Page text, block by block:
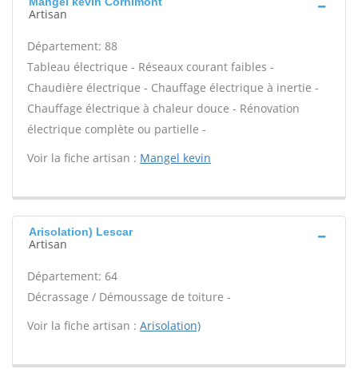
Artisan
Département: 88
Tableau électrique - Réseaux courant faibles -
Chaudière électrique - Chauffage électrique à inertie -
Chauffage électrique à chaleur douce - Rénovation
électrique complète ou partielle -
Voir la fiche artisan : Mangel kevin
Arisolation) Lescar
Artisan
Département: 64
Décrassage / Démoussage de toiture -
Voir la fiche artisan : Arisolation)